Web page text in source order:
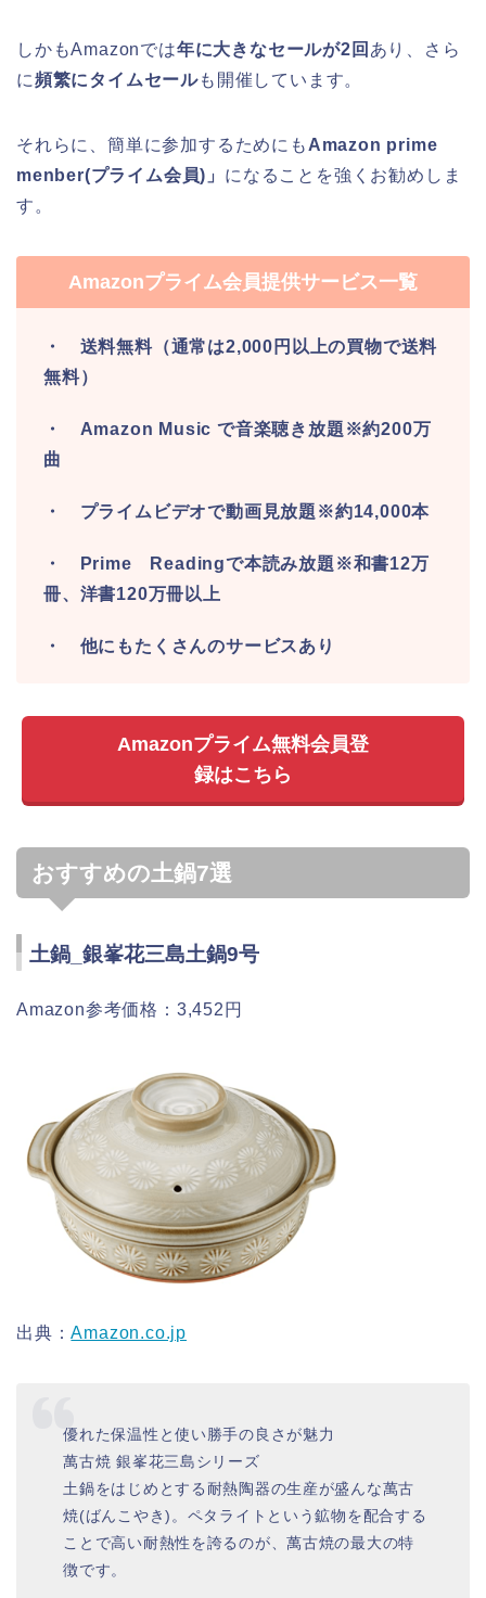
しかもAmazonでは年に大きなセールが2回 あり、さら
に頻繁にタイムセールも開催しています。
それらに、簡単に参加するためにも Amazon prime
menber(プライム会員)」 になることを強くお勧めしま
す。
Amazonプライム会員提供サービス一覧
・ 送料無料（通常は2,000円以上の買物で送料
無料）
・ Amazon Music で音楽聴き放題※約200万
曲
・ プライムビデオで動画見放題※約14,000本
・ Prime Readingで本読み放題※和書12万
冊、洋書120万冊以上
・ 他にもたくさんのサービスあり
Amazonプライム無料会員登
録はこちら
おすすめの土鍋7選
土鍋_銀峯花三島土鍋9号
Amazon参考価格：3,452円
出典：Amazon.co.jp
優れた保温性と使い勝手の良さが魅力
萬古焼 銀峯花三島シリーズ
土鍋をはじめとする耐熱陶器の生産が盛んな萬古
焼(ばんこやき)。ペタライトという鉱物を配合する
ことで高い耐熱性を誇るのが、萬古焼の最大の特
徴です。